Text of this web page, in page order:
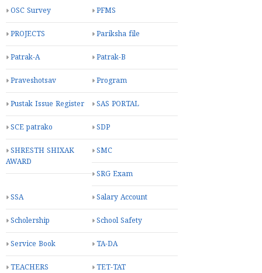
OSC Survey PFMS
PROJECTS Pariksha file
Patrak-A Patrak-B
Praveshotsav Program
Pustak Issue Register SAS PORTAL
SCE patrako SDP
SHRESTH SHIXAK
AWARD
SMC
SRG Exam
SSA Salary Account
Scholership School Safety
Service Book TA-DA
TEACHERS TET-TAT